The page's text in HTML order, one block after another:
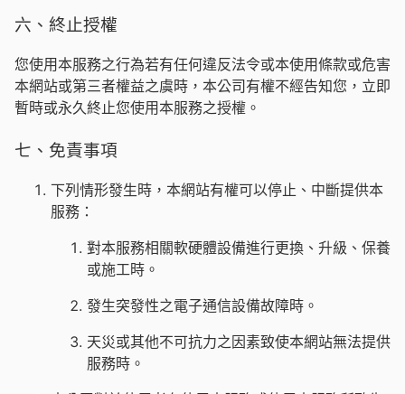
六、終止授權
您使用本服務之行為若有任何違反法令或本使用條款或危害
本網站或第三者權益之虞時，本公司有權不經告知您，立即
暫時或永久終止您使用本服務之授權。
七、免責事項
下列情形發生時，本網站有權可以停止、中斷提供本
服務：
對本服務相關軟硬體設備進行更換、升級、保養
或施工時。
發生突發性之電子通信設備故障時。
天災或其他不可抗力之因素致使本網站無法提供
服務時。